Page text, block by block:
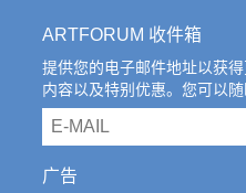
边上，她拍摄了一个农
经历了牢狱之灾的儿子
云》。之所以间隔数年
中存在的问题有诸多反
定和期望的模式还是打
个世界，接受它。2008
之前，季丹还在京郊一
ARTFORUM 收件箱
提供您的电子邮件地址以获
内容以及特别优惠。您可以随
email
广告